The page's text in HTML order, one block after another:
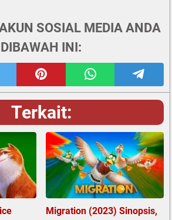
SOSIAL MEDIA ANDA
DIBAWAH INI:
Terkait:
Migration (2023) Sinopsis,